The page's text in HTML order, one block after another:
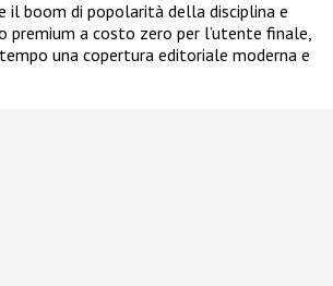
il boom di popolarità della disciplina e
a costo zero per l’utente finale,
una copertura editoriale moderna e